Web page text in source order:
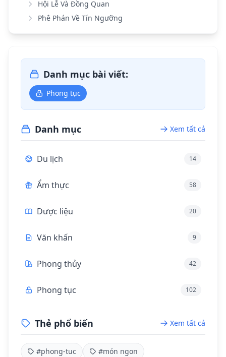
Hội Lễ Và Đồng Quan
Phê Phán Về Tín Ngưỡng
Danh mục bài viết:
Phong tục
Danh mục Xem tất cả
Du lịch 14
Ẩm thực 58
Dược liệu 20
Văn khấn 9
Phong thủy 42
Phong tục 102
Thẻ phổ biến Xem tất cả
#phong-tuc
#món ngon